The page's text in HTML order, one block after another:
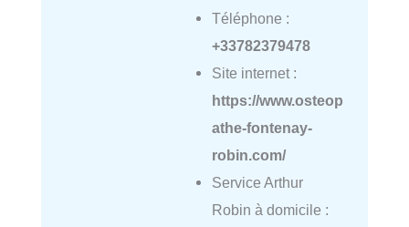
Téléphone :
+33782379478
Site internet :
https://www.osteop
athe-fontenay-
robin.com/
Service Arthur
Robin à domicile :